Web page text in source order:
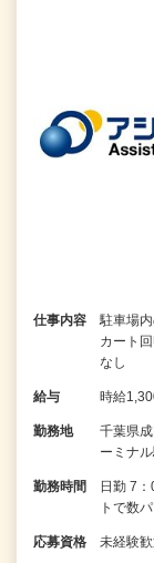
仕事内容
駐車場
カート
なし
給与 時給
勤務地
千葉県
ーミナ
勤務時間
日勤 7
トで数
応募資格 未経験